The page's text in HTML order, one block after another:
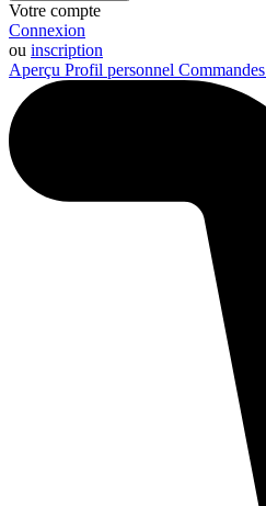
Votre compte
Connexion
ou inscription
Aperçu Profil personnel Commandes